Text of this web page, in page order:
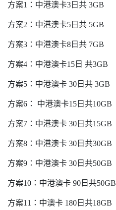
方案1：中港澳卡3日共 3GB
方案2：中港澳卡5日共 5GB
方案3：中港澳卡8日共 7GB
方案4：中港澳卡15日 共3GB
方案5：中港澳卡 30日共 3GB
方案6： 中港澳卡15日共10GB
方案7：中港澳卡 30日共15GB
方案8：中港澳卡 30日共30GB
方案9：中港澳卡 30日共50GB
方案10：中港澳卡 90日共50GB
方案11：中澳卡 180日共18GB